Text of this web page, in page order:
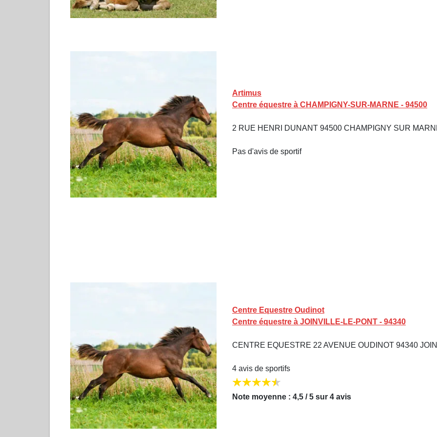
Artimus
Centre équestre à CHAMPIGNY-SUR-MARNE - 94500
2 RUE HENRI DUNANT 94500 CHAMPIGNY SUR
Pas d'avis de sportif
Centre Equestre Oudinot
Centre équestre à JOINVILLE-LE-PONT - 94340
CENTRE EQUESTRE 22 AVENUE OUDINOT 94340
4 avis de sportifs
Note moyenne : 4,5 / 5 sur 4 avis